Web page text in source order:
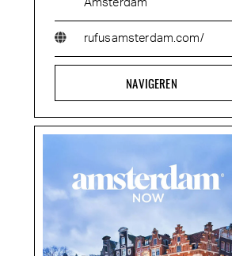
Amsterdam
rufusamsterdam.com/
NAVIGEREN